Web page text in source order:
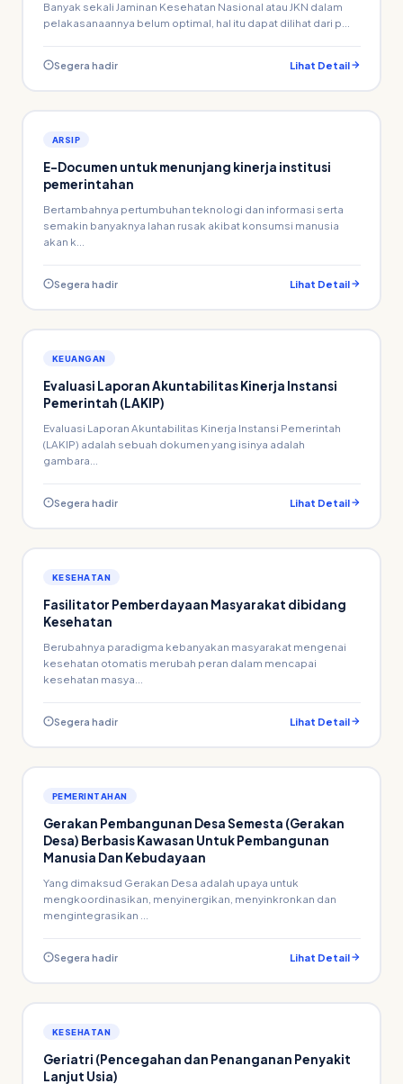
Banyak sekali Jaminan Kesehatan Nasional atau JKN dalam
pelakasanaannya belum optimal, hal itu dapat dilihat dari p...
Segera hadir Lihat Detail
ARSIP
E-Documen untuk menunjang kinerja institusi
pemerintahan
Bertambahnya pertumbuhan teknologi dan informasi serta
semakin banyaknya lahan rusak akibat konsumsi manusia
akan k...
Segera hadir Lihat Detail
KEUANGAN
Evaluasi Laporan Akuntabilitas Kinerja Instansi
Pemerintah (LAKIP)
Evaluasi Laporan Akuntabilitas Kinerja Instansi Pemerintah
(LAKIP) adalah sebuah dokumen yang isinya adalah
gambara...
Segera hadir Lihat Detail
KESEHATAN
Fasilitator Pemberdayaan Masyarakat dibidang
Kesehatan
Berubahnya paradigma kebanyakan masyarakat mengenai
kesehatan otomatis merubah peran dalam mencapai
kesehatan masya...
Segera hadir Lihat Detail
PEMERINTAHAN
Gerakan Pembangunan Desa Semesta (Gerakan
Desa) Berbasis Kawasan Untuk Pembangunan
Manusia Dan Kebudayaan
Yang dimaksud Gerakan Desa adalah upaya untuk
mengkoordinasikan, menyinergikan, menyinkronkan dan
mengintegrasikan ...
Segera hadir Lihat Detail
KESEHATAN
Geriatri (Pencegahan dan Penanganan Penyakit
Lanjut Usia)